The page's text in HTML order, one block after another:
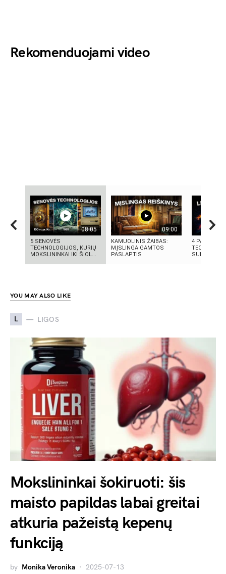
Rekomenduojami video
08:05
5 SENOVĖS
TECHNOLOGIJOS, KURIŲ
MOKSLININKAI IKI ŠIOL...
09:00
KAMUOLINIS ŽAIBAS:
MĮSLINGA GAMTOS
PASLAPTIS
4
SUKŪRĖ
YOU MAY ALSO LIKE
L LIGOS
Mokslininkai šokiruoti: šis
maisto papildas labai greitai
atkuria pažeistą kepenų
funkciją
by Monika Veronika 2025-07-13